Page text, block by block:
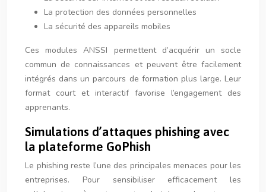
La protection des données personnelles
La sécurité des appareils mobiles
Ces modules ANSSI permettent d’acquérir un socle
commun de connaissances et peuvent être facilement
intégrés dans un parcours de formation plus large. Leur
format court et interactif favorise l’engagement des
apprenants.
Simulations d’attaques phishing avec
la plateforme GoPhish
Le phishing reste l’une des principales menaces pour les
entreprises. Pour sensibiliser efficacement les